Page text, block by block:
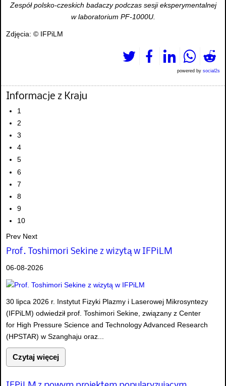
Zespół polsko-czeskich badaczy podczas sesji eksperymentalnej
w laboratorium PF-1000U.
Zdjęcia: © IFPiLM
powered by social2s
Informacje z Kraju
1
2
3
4
5
6
7
8
9
10
Prev Next
Prof. Toshimori Sekine z wizytą w IFPiLM
06-08-2026
30 lipca 2026 r. Instytut Fizyki Plazmy i Laserowej Mikrosyntezy
(IFPiLM) odwiedził prof. Toshimori Sekine, związany z Center
for High Pressure Science and Technology Advanced Research
(HPSTAR) w Szanghaju oraz...
Czytaj więcej